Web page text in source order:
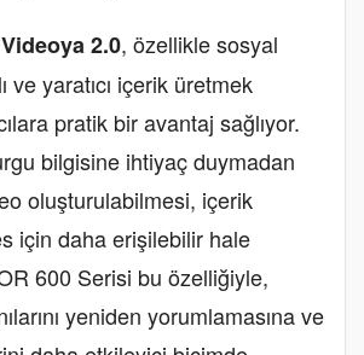
2.0, özellikle sosyal
ve yaratıcı içerik üretmek
pratik bir avantaj sağlıyor.
bilgisine ihtiyaç duymadan
oluşturulabilmesi, içerik
için daha erişilebilir hale
600 Serisi bu özelliğiyle,
yeniden yorumlamasına ve